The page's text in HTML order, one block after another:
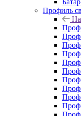
Профиль